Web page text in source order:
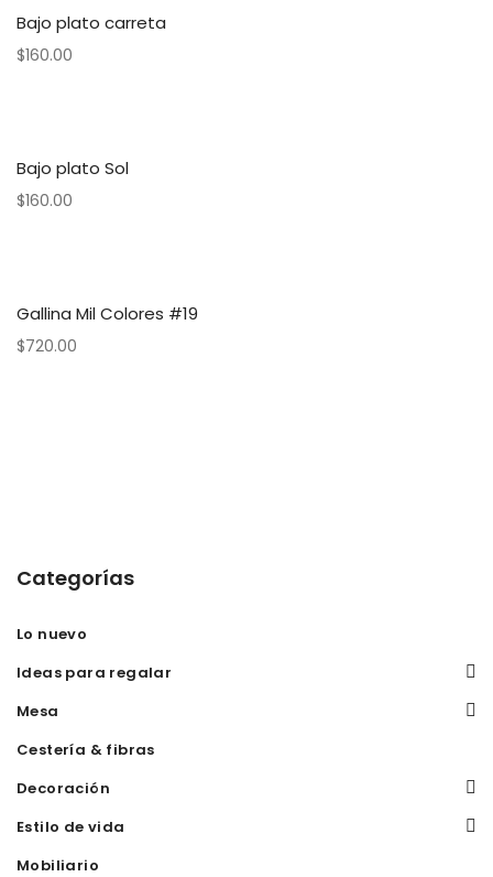
Bajo plato carreta
$160.00
Bajo plato Sol
$160.00
Gallina Mil Colores #19
$720.00
Categorías
Lo nuevo
Ideas para regalar
Mesa
Cestería & fibras
Decoración
Estilo de vida
Mobiliario